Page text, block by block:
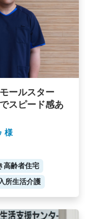
ールスター
スピード感あ
様
高齢者住宅
所生活介護